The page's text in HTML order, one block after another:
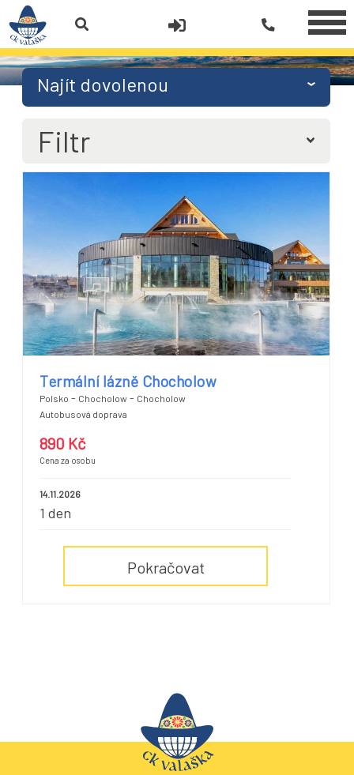
Najít dovolenou
Filtr
Termální lázně Chocholow
Polsko - Chocholow - Chocholow
Autobusová doprava
890 Kč
Cena za osobu
14.11.2026
1 den
Pokračovat